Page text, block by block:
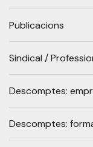
Publicacions
Sindical /
Descomptes:
Descomptes: